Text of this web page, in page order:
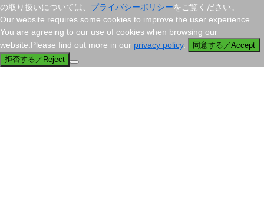
の取り扱いについては、 プライバシーポリシーをご覧ください。
Our website requires some cookies to improve the user experience.
You are agreeing to our use of cookies when browsing our
website.Please find out more in our privacy policy.
同意する／Accept
拒否する／Reject